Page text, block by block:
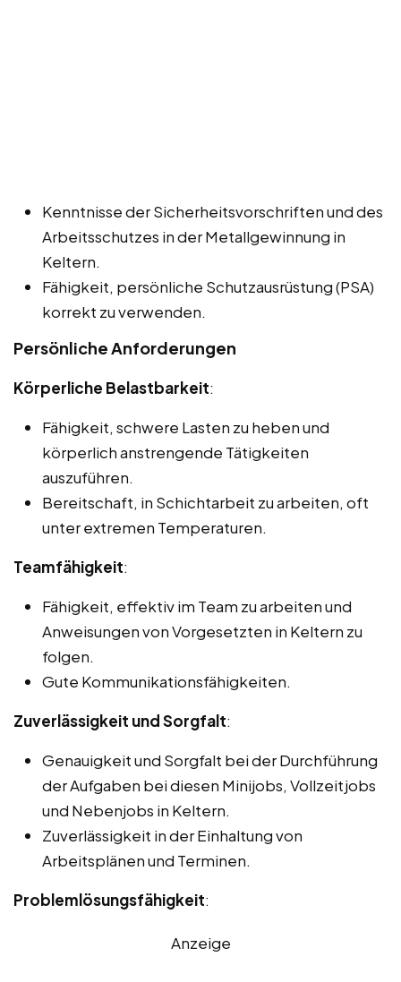
Kenntnisse der Sicherheitsvorschriften und des
Arbeitsschutzes in der Metallgewinnung in
Keltern.
Fähigkeit, persönliche Schutzausrüstung (PSA)
korrekt zu verwenden.
Persönliche Anforderungen
Körperliche Belastbarkeit:
Fähigkeit, schwere Lasten zu heben und
körperlich anstrengende Tätigkeiten
auszuführen.
Bereitschaft, in Schichtarbeit zu arbeiten, oft
unter extremen Temperaturen.
Teamfähigkeit:
Fähigkeit, effektiv im Team zu arbeiten und
Anweisungen von Vorgesetzten in Keltern zu
folgen.
Gute Kommunikationsfähigkeiten.
Zuverlässigkeit und Sorgfalt:
Genauigkeit und Sorgfalt bei der Durchführung
der Aufgaben bei diesen Minijobs, Vollzeitjobs
und Nebenjobs in Keltern.
Zuverlässigkeit in der Einhaltung von
Arbeitsplänen und Terminen.
Problemlösungsfähigkeit:
Anzeige